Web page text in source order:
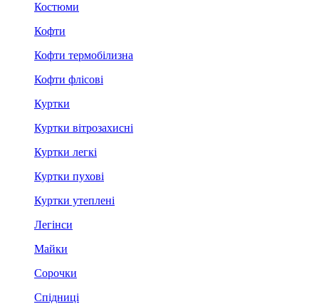
Костюми
Кофти
Кофти термобілизна
Кофти флісові
Куртки
Куртки вітрозахисні
Куртки легкі
Куртки пухові
Куртки утеплені
Легінси
Майки
Сорочки
Спідниці